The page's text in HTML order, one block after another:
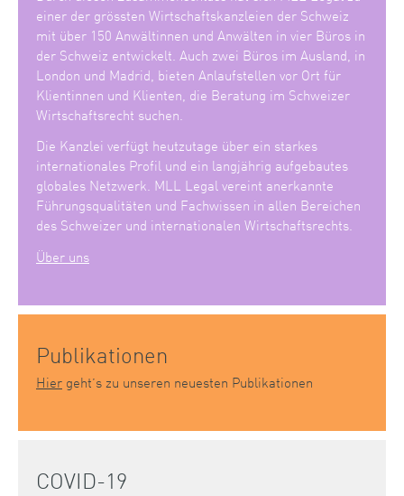
einer der grössten Wirtschaftskanzleien der Schweiz
mit über 150 Anwältinnen und Anwälten in vier Büros in
der Schweiz entwickelt. Auch zwei Büros im Ausland, in
London und Madrid, bieten Anlaufstellen vor Ort für
Klientinnen und Klienten, die Beratung im Schweizer
Wirtschaftsrecht suchen.
Die Kanzlei verfügt heutzutage über ein starkes
internationales Profil und ein langjährig aufgebautes
globales Netzwerk. MLL Legal vereint anerkannte
Führungsqualitäten und Fachwissen in allen Bereichen
des Schweizer und internationalen Wirtschaftsrechts.
Über uns
Publikationen
Hier geht’s zu unseren neuesten Publikationen
COVID-19